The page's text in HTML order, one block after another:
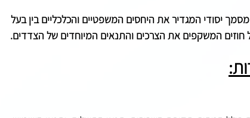
יסודי המגדיר את היחסים המשפטיים והכלכליים בין בעל
חוזים המשקפים את הצרכים והתנאים המיוחדים של הצדדים.